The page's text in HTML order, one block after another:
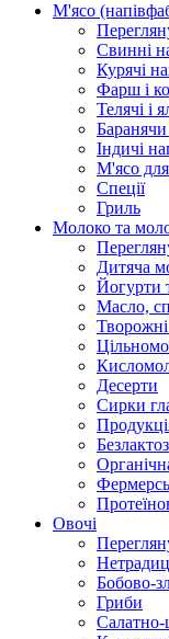
М'ясо
Свиннi
Курячi
Фарш i
Телячi i
Iндичi
М'ясо
Спеції
Гриль
Молоко та
Дитяча
Йогурти
Масло,
Десерти
Сирки
Овочі
Бобово-
Гриби
Салатно-